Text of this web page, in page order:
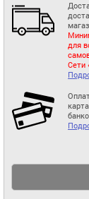
для
Сети